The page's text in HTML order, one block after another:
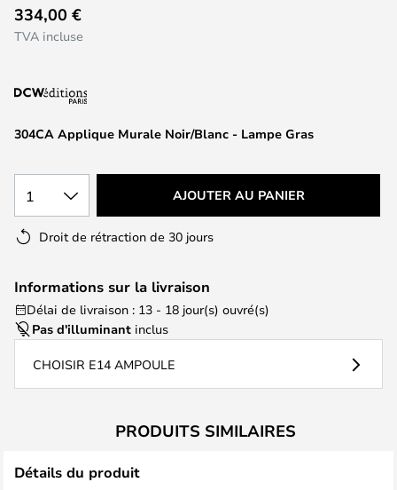
to
the
of
images
304CA Applique Murale Noir/Blanc - Lampe Gras
334,00 €
TVA incluse
1 AJOUTER AU PANIER
Droit de rétraction de 30 jours
Informations sur la livraison
Délai de livraison : 13 - 18 jour(s) ouvré(s)
Pas d'illuminant inclus
CHOISIR E14 AMPOULE
PRODUITS SIMILAIRES
Détails du produit